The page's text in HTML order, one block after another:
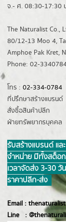
จ.- ศ. 08:30-17:30
The Naturalist Co.,
80/12-13 Moo 4,
Amphoe Pak Kret,
Phone: 02-
โทร : 02-334-0784
ที่ปรึกษาสร้างแบรน
สั่งซื้อสินค้าปลี
ฝ่ายทรัพยากรบุคค
รับสร้างแบรนด์ แ
จำหน่าย มีทั้งสต็อ
เวลาจัดส่ง 3-30
ราคาปลีก-ส่ง
Email :
Line : @thenatur